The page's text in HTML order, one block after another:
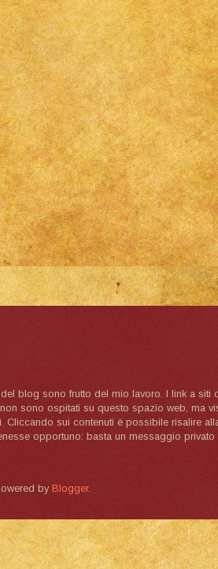
blog sono frutto del mio lavoro. I link a siti
sono ospitati su questo spazio web, ma
sui contenuti è possibile risalire
opportuno: basta un messaggio
by Blogger.